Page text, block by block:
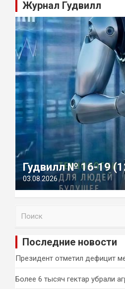
Журнал Гудвилл
Гудвилл № 16-19
03.08.2026
и
Последние новости
Президент отметил дефицит
Более 6 тысяч гектар убрали